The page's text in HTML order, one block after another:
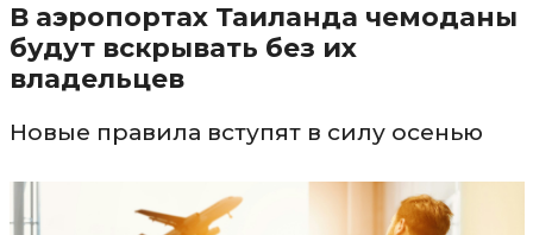
В аэропортах Таиланда чемоданы
будут вскрывать без их
владельцев
Новые правила вступят в силу осенью